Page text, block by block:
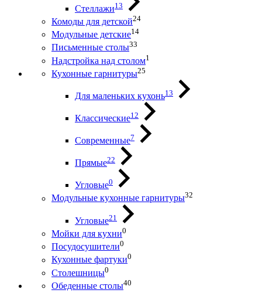
Стеллажи13
Комоды для детской24
Модульные детские14
Письменные столы33
Надстройка над столом1
Кухонные гарнитуры25
Для маленьких кухонь13
Классические12
Современные7
Прямые22
Угловые0
Модульные кухонные гарнитуры32
Угловые21
Мойки для кухни0
Посудосушители0
Кухонные фартуки0
Столешницы0
Обеденные столы40